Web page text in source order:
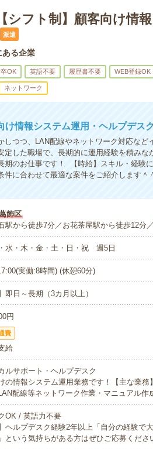
シフト制】顧客向け情
派遣
ある企業
OK 英語不要 履歴書不要 WEB登録OK
ネットワーク
け情報システム運用・ヘルプデスク
しつつ、LAN配線やネットワーク対応など
定した職場で、長期的に運用経験を積み
期のお仕事です！ 【時給】スキル・経験
件に合わせて最適な案件をご紹介します
飾区
駅から徒歩7分／お花茶屋駅から徒歩12分
水・木・金・土・日・祝 週5日
実働:8時間) (休憩60分)
即日～長期（3カ月以上）
円
費
給
ルサポート・ヘルプデスク
の情報システム運用業務です！【主な業
配線等ネットワーク作業・マニュアル作
OK / 英語力不要
ヘルプデスク経験2年以上「自分の経験で
という気持ちがある方はぜひご応募くださ